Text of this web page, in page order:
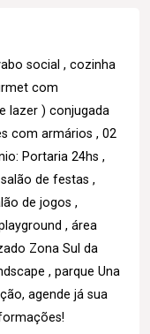
social , cozinha
com
lazer ) conjugada
com armários , 02
Portaria 24hs ,
de festas ,
de jogos ,
, área
Zona Sul da
, parque Una
agende já sua